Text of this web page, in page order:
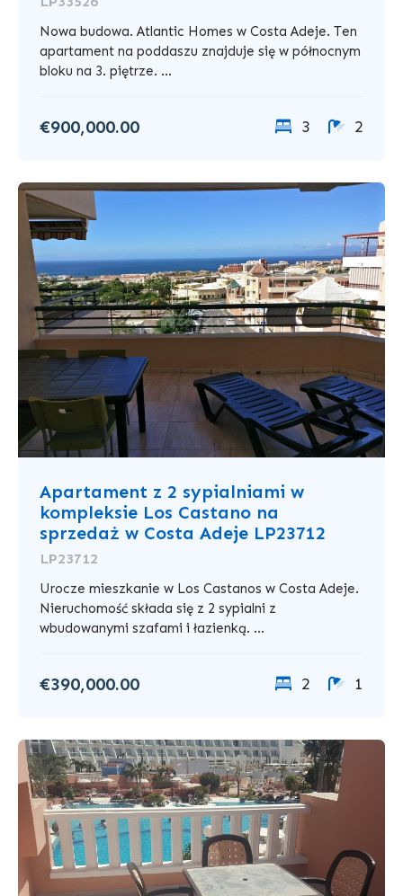
Nowa budowa. Atlantic Homes w Costa Adeje. Ten
apartament na poddaszu znajduje się w północnym
bloku na 3. piętrze. ...
€900,000.00 3 2
Apartament z 2 sypialniami w
kompleksie Los Castano na
sprzedaż w Costa Adeje LP23712
LP23712
Urocze mieszkanie w Los Castanos w Costa Adeje.
Nieruchomość składa się z 2 sypialni z
wbudowanymi szafami i łazienką. ...
€390,000.00 2 1